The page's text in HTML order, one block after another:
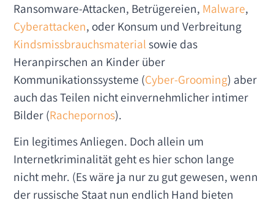
Ransomware-Attacken, Betrügereien, Malware,
Cyberattacken, oder Konsum und Verbreitung
Kindsmissbrauchsmaterialsowie das
Heranpirschen an Kinder über
Kommunikationssysteme (Cyber-Grooming) aber
auch das Teilen nicht einvernehmlicher intimer
Bilder (Rachepornos).
Ein legitimes Anliegen. Doch allein um
Internetkriminalität geht es hier schon lange
nicht mehr. (Es wäre ja nur zu gut gewesen, wenn
der russische Staat nun endlich Hand bieten